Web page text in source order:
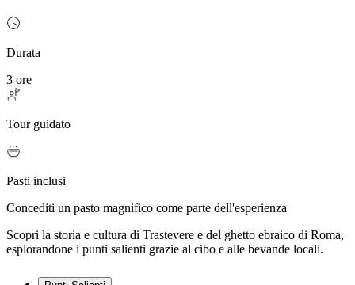
Durata
3 ore
Tour guidato
Pasti inclusi
Concediti un pasto magnifico come parte dell'esperienza
Scopri la storia e cultura di Trastevere e del ghetto ebraico di Roma,
esplorandone i punti salienti grazie al cibo e alle bevande locali.